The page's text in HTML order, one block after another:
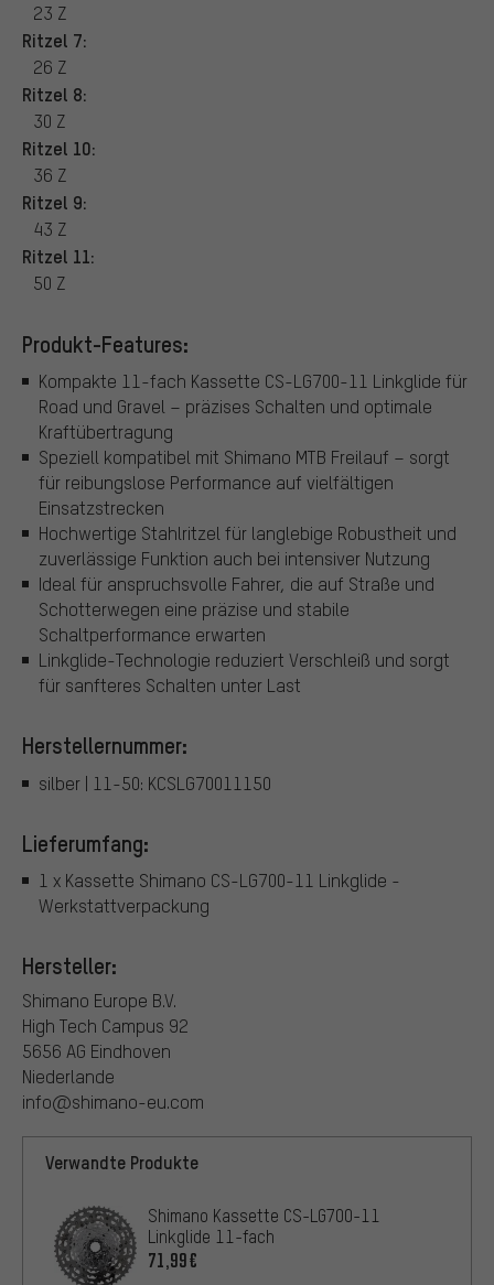
23 Z
Ritzel 7:
26 Z
Ritzel 8:
30 Z
Ritzel 10:
36 Z
Ritzel 9:
43 Z
Ritzel 11:
50 Z
Produkt-Features:
Kompakte 11-fach Kassette CS-LG700-11 Linkglide für
Road und Gravel – präzises Schalten und optimale
Kraftübertragung
Speziell kompatibel mit Shimano MTB Freilauf – sorgt
für reibungslose Performance auf vielfältigen
Einsatzstrecken
Hochwertige Stahlritzel für langlebige Robustheit und
zuverlässige Funktion auch bei intensiver Nutzung
Ideal für anspruchsvolle Fahrer, die auf Straße und
Schotterwegen eine präzise und stabile
Schaltperformance erwarten
Linkglide-Technologie reduziert Verschleiß und sorgt
für sanfteres Schalten unter Last
Herstellernummer:
silber | 11-50: KCSLG70011150
Lieferumfang:
1 x Kassette Shimano CS-LG700-11 Linkglide -
Werkstattverpackung
Hersteller:
Shimano Europe B.V.
High Tech Campus 92
5656 AG Eindhoven
Niederlande
info@shimano-eu.com
Verwandte Produkte
Shimano Kassette CS-LG700-11
Linkglide 11-fach
71,99€